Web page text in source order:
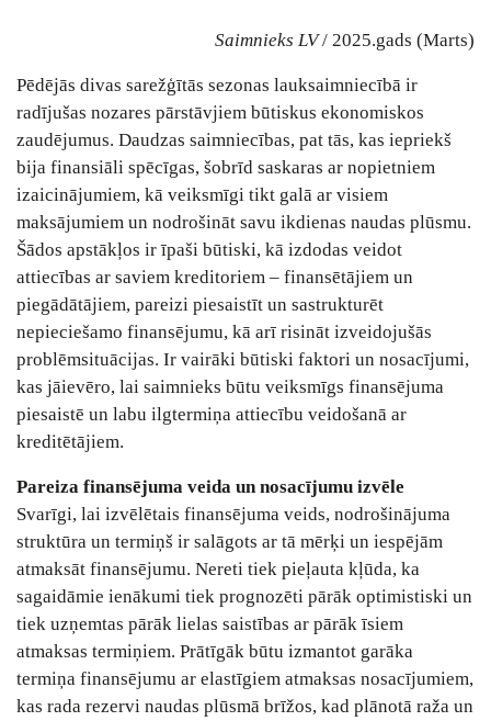
Saimnieks LV/ 2025.gads (Marts)
Pēdējās divas sarežģītās sezonas lauksaimniecībā ir
radījušas nozares pārstāvjiem būtiskus ekonomiskos
zaudējumus. Daudzas saimniecības, pat tās, kas iepriekš
bija finansiāli spēcīgas, šobrīd saskaras ar nopietniem
izaicinājumiem, kā veiksmīgi tikt galā ar visiem
maksājumiem un nodrošināt savu ikdienas naudas plūsmu.
Šādos apstākļos ir īpaši būtiski, kā izdodas veidot
attiecības ar saviem kreditoriem – finansētājiem un
piegādātājiem, pareizi piesaistīt un sastrukturēt
nepieciešamo finansējumu, kā arī risināt izveidojušās
problēmsituācijas. Ir vairāki būtiski faktori un nosacījumi,
kas jāievēro, lai saimnieks būtu veiksmīgs finansējuma
piesaistē un labu ilgtermiņa attiecību veidošanā ar
kreditētājiem.
Pareiza finansējuma veida un nosacījumu izvēle
Svarīgi, lai izvēlētais finansējuma veids, nodrošinājuma
struktūra un termiņš ir salāgots ar tā mērķi un iespējām
atmaksāt finansējumu. Nereti tiek pieļauta kļūda, ka
sagaidāmie ienākumi tiek prognozēti pārāk optimistiski un
tiek uzņemtas pārāk lielas saistības ar pārāk īsiem
atmaksas termiņiem. Prātīgāk būtu izmantot garāka
termiņa finansējumu ar elastīgiem atmaksas nosacījumiem,
kas rada rezervi naudas plūsmā brīžos, kad plānotā raža un